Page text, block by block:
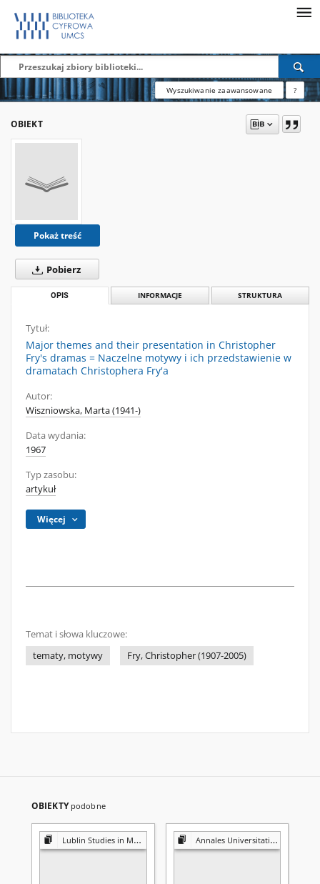
Wyszukiwanie zaawansowane ?
OBIEKT
Pokaż treść
Pobierz
OPIS INFORMACJE STRUKTURA
Tytuł:
Major themes and their presentation in Christopher
Fry's dramas = Naczelne motywy i ich przedstawienie w
dramatach Christophera Fry'a
Autor:
Wiszniowska, Marta (1941-)
Data wydania:
1967
Typ zasobu:
artykuł
Więcej
Temat i słowa kluczowe:
tematy, motywy
Fry, Christopher (1907-2005)
OBIEKTY podobne
Lublin Studies in Modern Languages and Literature Annales Universitatis Mariae Curie-Skłodowska. Sectio FF, Philologiae